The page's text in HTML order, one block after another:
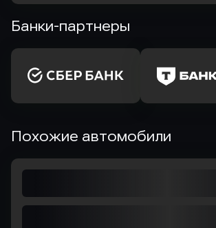
Банки-партнеры
Похожие автомобили